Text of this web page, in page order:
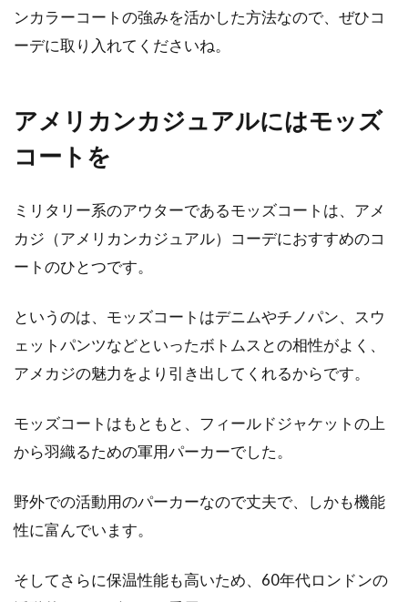
ンカラーコートの強みを活かした方法なので、ぜひコ
ーデに取り入れてくださいね。
アメリカンカジュアルにはモッズ
コートを
ミリタリー系のアウターであるモッズコートは、アメ
カジ（アメリカンカジュアル）コーデにおすすめのコ
ートのひとつです。
というのは、モッズコートはデニムやチノパン、スウ
ェットパンツなどといったボトムスとの相性がよく、
アメカジの魅力をより引き出してくれるからです。
モッズコートはもともと、フィールドジャケットの上
から羽織るための軍用パーカーでした。
野外での活動用のパーカーなので丈夫で、しかも機能
性に富んでいます。
そしてさらに保温性能も高いため、60年代ロンドンの